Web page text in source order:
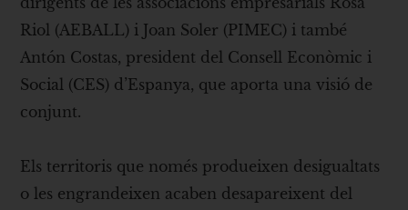
Riol (AEBALL) i Joan Soler (PIMEC) i també
Antón Costas, president del Consell Econòmic i
Social (CES) d’Espanya, que aporta una visió de
conjunt.
Els territoris que només produeixen desigualtats
o les engrandeixen acaben desapareixent del